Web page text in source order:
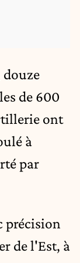
de 600
ont
à
par
précision
de l'Est, à